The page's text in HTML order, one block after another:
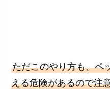
ただこのやり方も、ペ
える危険があるので注